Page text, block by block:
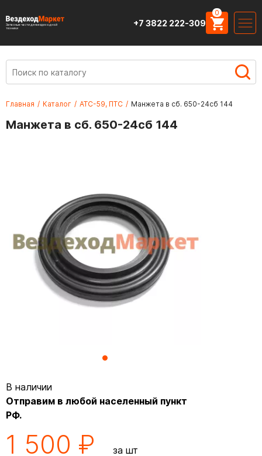
Запасные части для вездеходной
техники
+7 3822 222-309
0
Главная / Каталог / АТС-59, ПТС / Манжета в сб. 650-24сб 144
Манжета в сб. 650-24сб 144
В наличии
Отправим в любой населенный пункт
РФ.
1 500 ₽ за шт